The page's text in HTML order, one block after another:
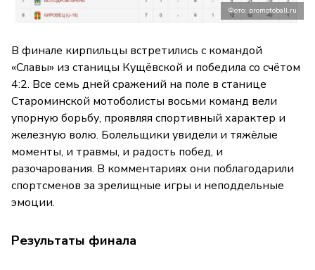
Фото: promotoball.ru
В финале кирпильцы встретились с командой
«Славы» из станицы Кущёвской и победила со счётом
4:2. Все семь дней сражений на поле в станице
Староминской мотоболисты восьми команд вели
упорную борьбу, проявляя спортивный характер и
железную волю. Болельщики увидели и тяжёлые
моменты, и травмы, и радость побед, и
разочарования. В комментариях они поблагодарили
спортсменов за зрелищные игры и неподдельные
эмоции.
Результаты финала